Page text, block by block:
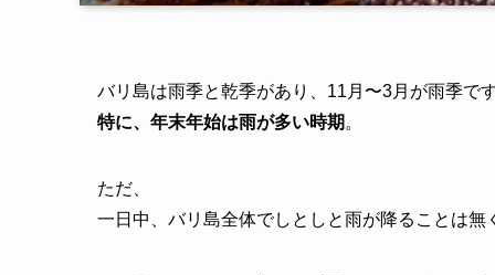
バリ島は雨季と乾季があり、11月〜3月が雨季で
特に、年末年始は雨が多い時期 。
ただ、
一日中、バリ島全体でしとしと雨が降ることは